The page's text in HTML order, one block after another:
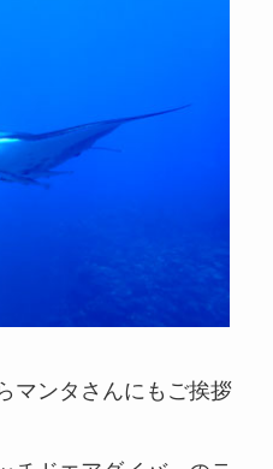
マンタさんにもご挨拶